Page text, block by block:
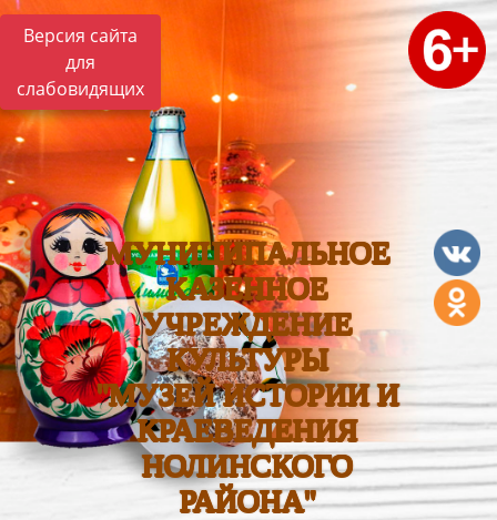
Версия сайта
для
слабовидящих
МУНИЦИПАЛЬНОЕ
КАЗЕННОЕ
УЧРЕЖДЕНИЕ
КУЛЬТУРЫ
"МУЗЕЙ ИСТОРИИ И
КРАЕВЕДЕНИЯ
НОЛИНСКОГО
РАЙОНА"